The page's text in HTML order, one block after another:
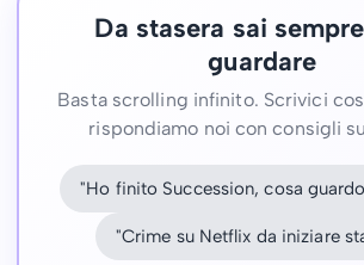
Da stasera sai
guardare
Basta scrolling infinito. Scrivici
rispondiamo noi con consigli
"Ho finito Succession, cosa
"Crime su Netflix da iniziare